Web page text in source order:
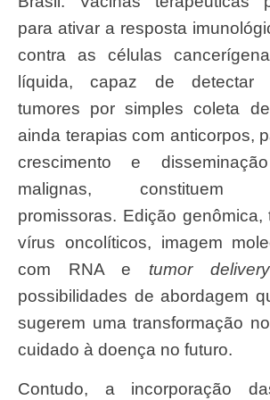
para ativar a resposta
contra as células
líquida, capaz de detectar
tumores por simples coleta
ainda terapias com anticorpos,
crescimento e
malignas, constituem
promissoras. Edição genômica,
vírus oncolíticos, imagem
com RNA e tumor delivery
possibilidades de abordagem
sugerem uma transformação
cuidado à doença no futuro.
Contudo, a incorporação das tecnologias